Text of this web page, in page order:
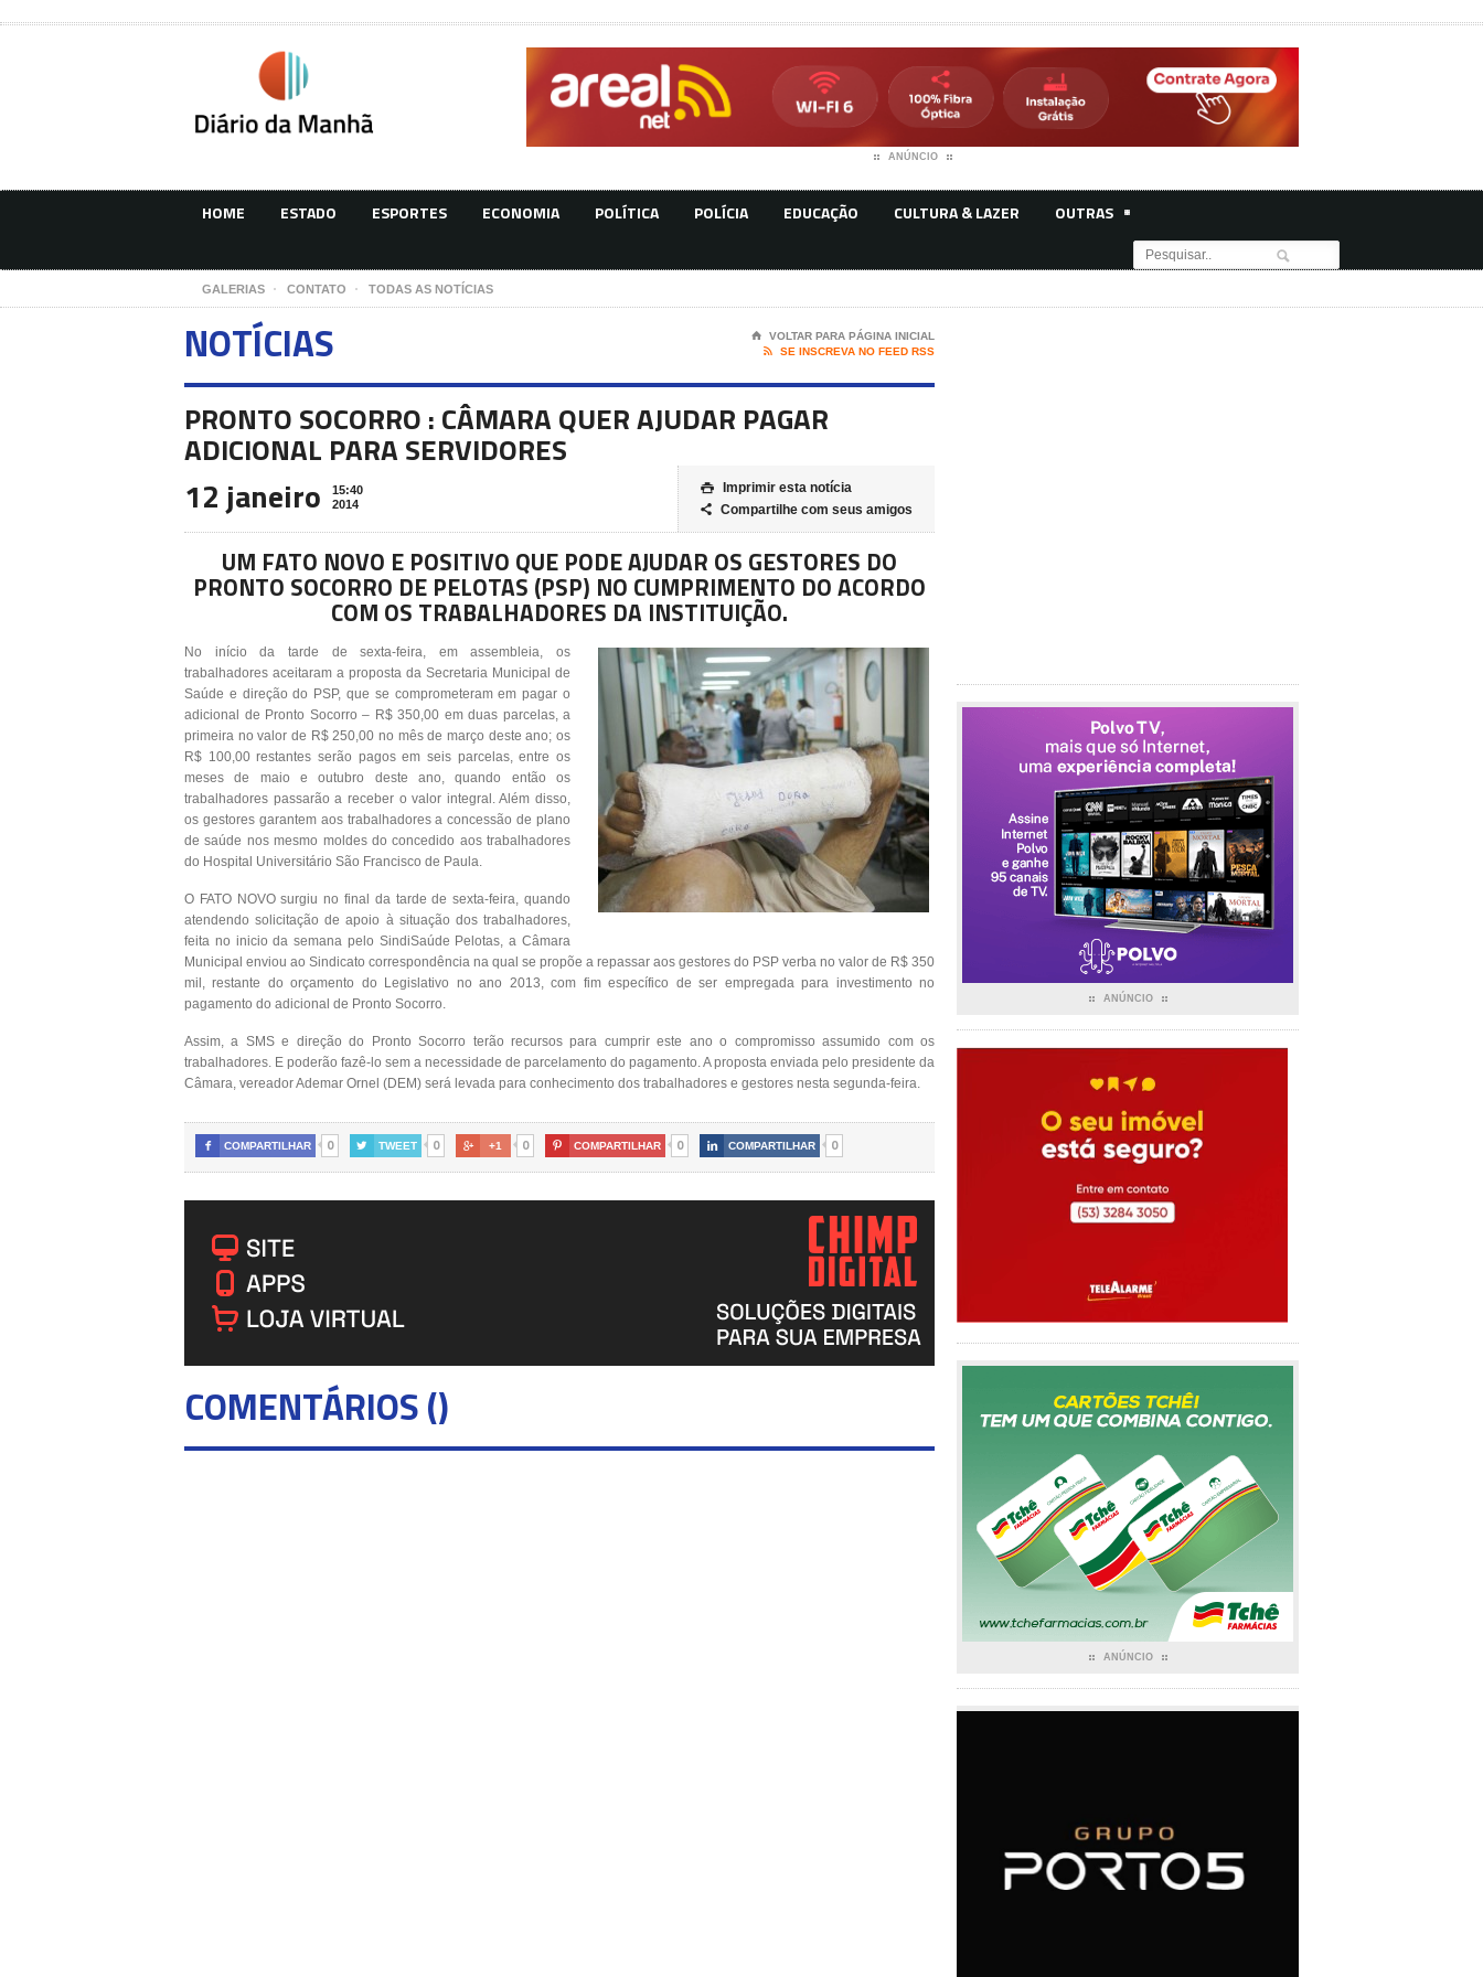
ANÚNCIO
HOME ESTADO ESPORTES ECONOMIA POLÍTICA POLÍCIA EDUCAÇÃO CULTURA & LAZER OUTRAS
GALERIAS CONTATO TODAS AS NOTÍCIAS
NOTÍCIAS ⌂
VOLTAR PARA PÁGINA INICIAL

SE INSCREVA NO FEED RSS
PRONTO SOCORRO : CÂMARA QUER AJUDAR PAGAR
ADICIONAL PARA SERVIDORES
12 janeiro
15:40
2014
 Imprimir esta notícia
 Compartilhe com seus amigos
UM FATO NOVO E POSITIVO QUE PODE AJUDAR OS GESTORES DO
PRONTO SOCORRO DE PELOTAS (PSP) NO CUMPRIMENTO DO ACORDO
COM OS TRABALHADORES DA INSTITUIÇÃO.
No início da tarde de sexta-feira, em assembleia, os
trabalhadores aceitaram a proposta da Secretaria Municipal de
Saúde e direção do PSP, que se comprometeram em pagar o
adicional de Pronto Socorro – R$ 350,00 em duas parcelas, a
primeira no valor de R$ 250,00 no mês de março deste ano; os
R$ 100,00 restantes serão pagos em seis parcelas, entre os
meses de maio e outubro deste ano, quando então os
trabalhadores passarão a receber o valor integral. Além disso,
os gestores garantem aos trabalhadores a concessão de plano
de saúde nos mesmo moldes do concedido aos trabalhadores
do Hospital Universitário São Francisco de Paula.
O FATO NOVO surgiu no final da tarde de sexta-feira, quando
atendendo solicitação de apoio à situação dos trabalhadores,
feita no inicio da semana pelo SindiSaúde Pelotas, a Câmara
Municipal enviou ao Sindicato correspondência na qual se propõe a repassar aos gestores do PSP verba no valor de R$ 350
mil, restante do orçamento do Legislativo no ano 2013, com fim específico de ser empregada para investimento no
pagamento do adicional de Pronto Socorro.
Assim, a SMS e direção do Pronto Socorro terão recursos para cumprir este ano o compromisso assumido com os
trabalhadores. E poderão fazê-lo sem a necessidade de parcelamento do pagamento. A proposta enviada pelo presidente da
Câmara, vereador Ademar Ornel (DEM) será levada para conhecimento dos trabalhadores e gestores nesta segunda-feira.
 COMPARTILHAR 0  TWEET 0  +1 0  COMPARTILHAR 0  COMPARTILHAR 0
COMENTÁRIOS ()
ANÚNCIO
ANÚNCIO